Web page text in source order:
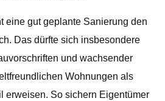
eine gut geplante Sanierung den
Das dürfte sich insbesondere
und wachsender
Wohnungen als
erweisen. So sichern Eigentümer